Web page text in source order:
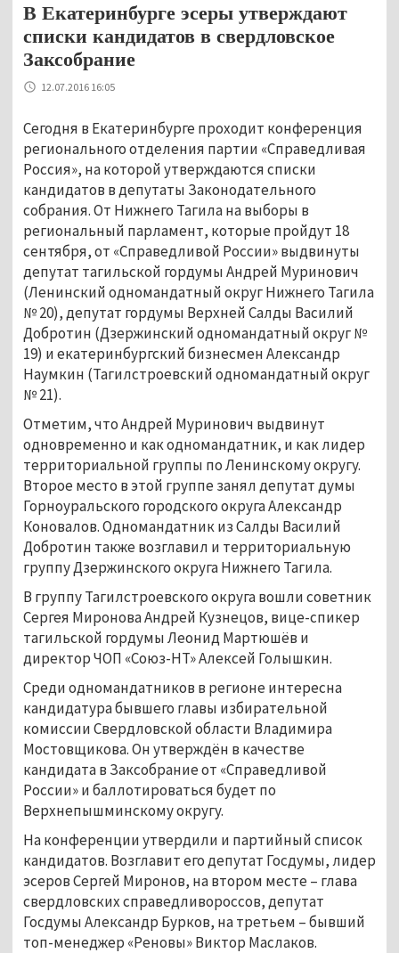
В Екатеринбурге эсеры утверждают
списки кандидатов в свердловское
Заксобрание
12.07.2016 16:05
Сегодня в Екатеринбурге проходит конференция
регионального отделения партии «Справедливая
Россия», на которой утверждаются списки
кандидатов в депутаты Законодательного
собрания. От Нижнего Тагила на выборы в
региональный парламент, которые пройдут 18
сентября, от «Справедливой России» выдвинуты
депутат тагильской гордумы Андрей Муринович
(Ленинский одномандатный округ Нижнего Тагила
№ 20), депутат гордумы Верхней Салды Василий
Добротин (Дзержинский одномандатный округ №
19) и екатеринбургский бизнесмен Александр
Наумкин (Тагилстроевский одномандатный округ
№ 21).
Отметим, что Андрей Муринович выдвинут
одновременно и как одномандатник, и как лидер
территориальной группы по Ленинскому округу.
Второе место в этой группе занял депутат думы
Горноуральского городского округа Александр
Коновалов. Одномандатник из Салды Василий
Добротин также возглавил и территориальную
группу Дзержинского округа Нижнего Тагила.
В группу Тагилстроевского округа вошли советник
Сергея Миронова Андрей Кузнецов, вице-спикер
тагильской гордумы Леонид Мартюшёв и
директор ЧОП «Союз-НТ» Алексей Голышкин.
Среди одномандатников в регионе интересна
кандидатура бывшего главы избирательной
комиссии Свердловской области Владимира
Мостовщикова. Он утверждён в качестве
кандидата в Заксобрание от «Справедливой
России» и баллотироваться будет по
Верхнепышминскому округу.
На конференции утвердили и партийный список
кандидатов. Возглавит его депутат Госдумы, лидер
эсеров Сергей Миронов, на втором месте – глава
свердловских справедливороссов, депутат
Госдумы Александр Бурков, на третьем – бывший
топ-менеджер «Реновы» Виктор Маслаков.